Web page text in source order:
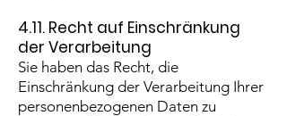
4.11. Recht auf Einschränkung
der Verarbeitung
Sie haben das Recht, die
Einschränkung der Verarbeitung Ihrer
personenbezogenen Daten zu